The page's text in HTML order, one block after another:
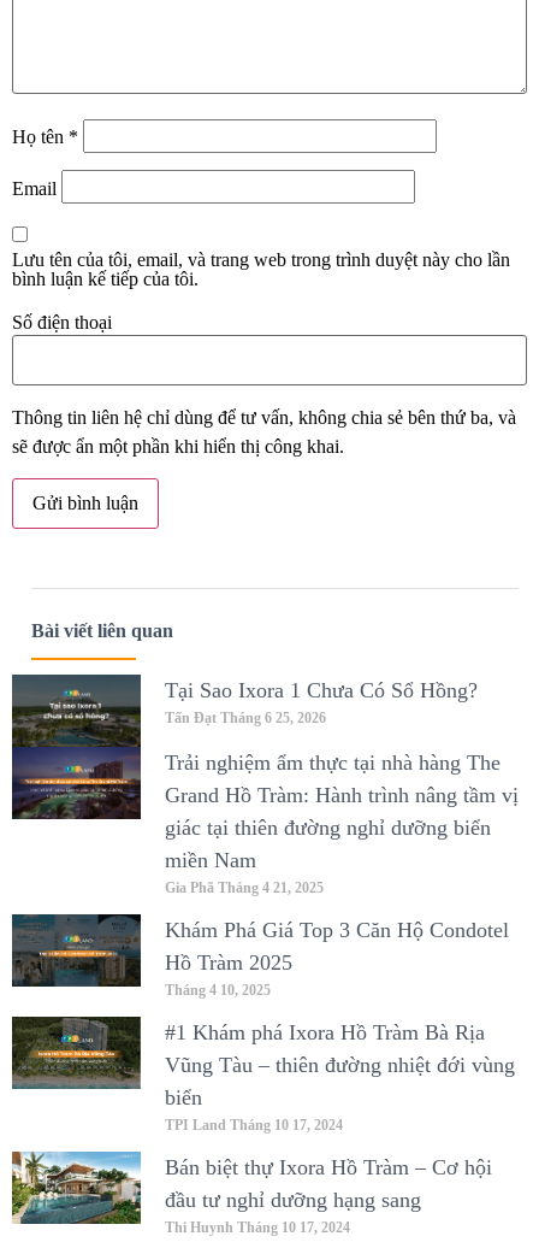
Họ tên *
Email
Lưu tên của tôi, email, và trang web trong trình duyệt này cho lần
bình luận kế tiếp của tôi.
Số điện thoại
Thông tin liên hệ chỉ dùng để tư vấn, không chia sẻ bên thứ ba, và
sẽ được ẩn một phần khi hiển thị công khai.
Bài viết liên quan
Tại Sao Ixora 1 Chưa Có Sổ Hồng?
Tấn Đạt Tháng 6 25, 2026
Trải nghiệm ẩm thực tại nhà hàng The
Grand Hồ Tràm: Hành trình nâng tầm vị
giác tại thiên đường nghỉ dưỡng biển
miền Nam
Gia Phã Tháng 4 21, 2025
Khám Phá Giá Top 3 Căn Hộ Condotel
Hồ Tràm 2025
Tháng 4 10, 2025
#1 Khám phá Ixora Hồ Tràm Bà Rịa
Vũng Tàu – thiên đường nhiệt đới vùng
biển
TPI Land Tháng 10 17, 2024
Bán biệt thự Ixora Hồ Tràm – Cơ hội
đầu tư nghỉ dưỡng hạng sang
Thi Huynh Tháng 10 17, 2024